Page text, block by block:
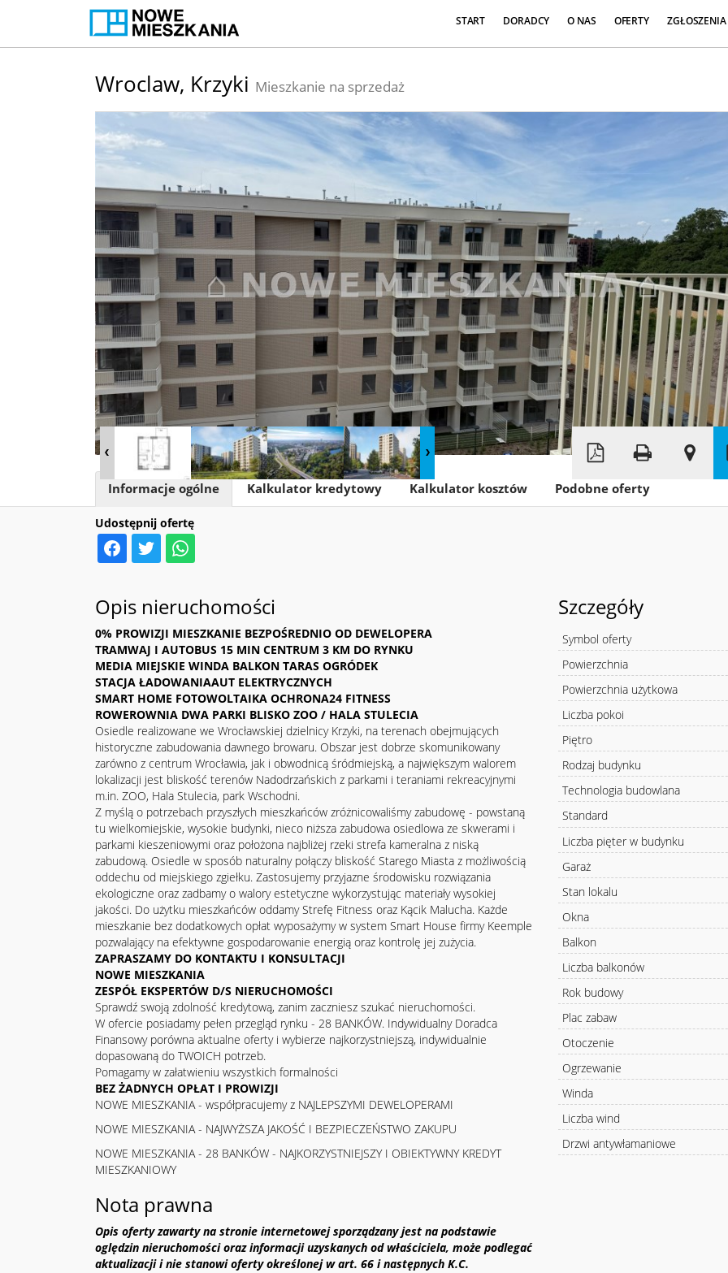
START DORADCY O NAS OFERTY ZGŁOSZENIA
Wroclaw, Krzyki Mieszkanie na sprzedaż
+
−
Leaflet|© MapTiler ©OpenStreetMap
Udostępnij ofertę
Informacje ogólne Kalkulator kredytowy Kalkulator kosztów Podobne oferty
Opis nieruchomości
0% PROWIZJI MIESZKANIE BEZPOŚREDNIO OD DEWELOPERA
TRAMWAJ I AUTOBUS 15 MIN CENTRUM 3 KM DO RYNKU
MEDIA MIEJSKIE WINDA BALKON TARAS OGRÓDEK
STACJA ŁADOWANIAAUT ELEKTRYCZNYCH
SMART HOME FOTOWOLTAIKA OCHRONA24 FITNESS
ROWEROWNIA DWA PARKI BLISKO ZOO / HALA STULECIA
Osiedle realizowane we Wrocławskiej dzielnicy Krzyki, na terenach obejmujących
historyczne zabudowania dawnego browaru. Obszar jest dobrze skomunikowany
zarówno z centrum Wrocławia, jak i obwodnicą śródmiejską, a największym walorem
lokalizacji jest bliskość terenów Nadodrzańskich z parkami i teraniami rekreacyjnymi
m.in. ZOO, Hala Stulecia, park Wschodni.
Z myślą o potrzebach przyszłych mieszkańców zróżnicowaliśmy zabudowę - powstaną
tu wielkomiejskie, wysokie budynki, nieco niższa zabudowa osiedlowa ze skwerami i
parkami kieszeniowymi oraz położona najbliżej rzeki strefa kameralna z niską
zabudową. Osiedle w sposób naturalny połączy bliskość Starego Miasta z możliwością
oddechu od miejskiego zgiełku. Zastosujemy przyjazne środowisku rozwiązania
ekologiczne oraz zadbamy o walory estetyczne wykorzystując materiały wysokiej
jakości. Do użytku mieszkańców oddamy Strefę Fitness oraz Kącik Malucha. Każde
mieszkanie bez dodatkowych opłat wyposażymy w system Smart House firmy Keemple
pozwalający na efektywne gospodarowanie energią oraz kontrolę jej zużycia.
ZAPRASZAMY DO KONTAKTU I KONSULTACJI
NOWE MIESZKANIA
ZESPÓŁ EKSPERTÓW D/S NIERUCHOMOŚCI
Sprawdź swoją zdolność kredytową, zanim zaczniesz szukać nieruchomości.
W ofercie posiadamy pełen przegląd rynku - 28 BANKÓW. Indywidualny Doradca
Finansowy porówna aktualne oferty i wybierze najkorzystniejszą, indywidualnie
dopasowaną do TWOICH potrzeb.
Pomagamy w załatwieniu wszystkich formalności
BEZ ŻADNYCH OPŁAT I PROWIZJI
NOWE MIESZKANIA - współpracujemy z NAJLEPSZYMI DEWELOPERAMI
NOWE MIESZKANIA - NAJWYŻSZA JAKOŚĆ I BEZPIECZEŃSTWO ZAKUPU
NOWE MIESZKANIA - 28 BANKÓW - NAJKORZYSTNIEJSZY I OBIEKTYWNY KREDYT
MIESZKANIOWY
Nota prawna
Opis oferty zawarty na stronie internetowej sporządzany jest na podstawie
oględzin nieruchomości oraz informacji uzyskanych od właściciela, może podlegać
aktualizacji i nie stanowi oferty określonej w art. 66 i następnych K.C.
Szczegóły
Symbol oferty
Powierzchnia
Powierzchnia użytkowa
Liczba pokoi
Piętro
Rodzaj budynku
Technologia budowlana
Standard
Liczba pięter w budynku
Garaż
Stan lokalu
Okna
Balkon
Liczba balkonów
Rok budowy
Plac zabaw
Otoczenie
Ogrzewanie
Winda
Liczba wind
Drzwi antywłamaniowe